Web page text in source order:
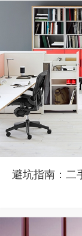
避坑指南：二